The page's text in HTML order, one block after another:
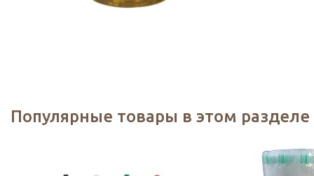
Популярные товары в этом разделе